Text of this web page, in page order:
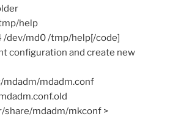
help
/dev/md0 /tmp/help[/code]
configuration and create new
mdadm/mdadm.conf
mdadm/mkconf >